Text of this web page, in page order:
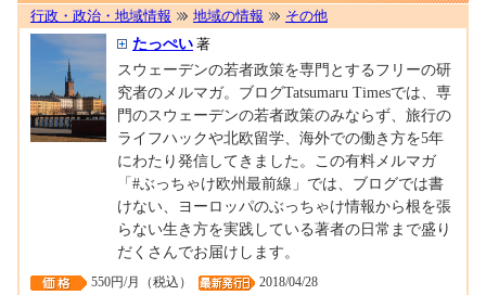
行政・政治・地域情報 地域の情報 その他
たっぺい 著
スウェーデンの若者政策を専門とするフリーの研
究者のメルマガ。ブログTatsumaru Timesでは、専
門のスウェーデンの若者政策のみならず、旅行の
ライフハックや北欧留学、海外での働き方を5年
にわたり発信してきました。この有料メルマガ
「#ぶっちゃけ欧州最前線」では、ブログでは書
けない、ヨーロッパのぶっちゃけ情報から根を張
らない生き方を実践している著者の日常まで盛り
だくさんでお届けします。
550円/月（税込）
2018/04/28